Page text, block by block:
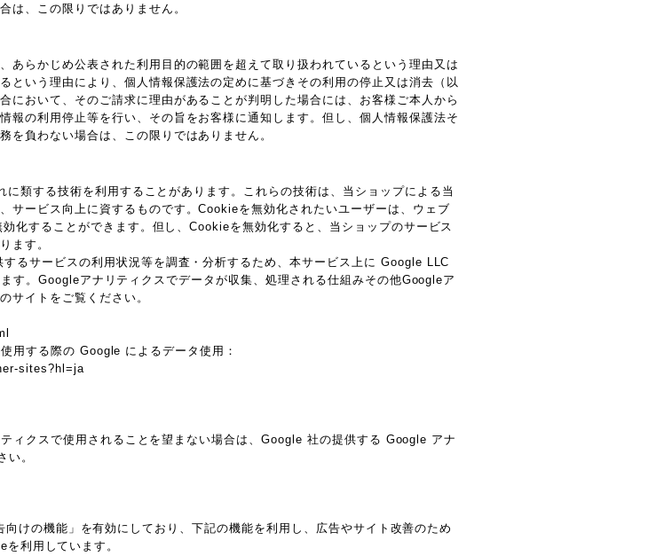
は、この限りではありません。
あらかじめ公表された利用目的の範囲を超えて取り扱われているという理由又は
という理由により、個人情報保護法の定めに基づきその利用の停止又は消去（以
において、そのご請求に理由があることが判明した場合には、お客様ご本人から
報の利用停止等を行い、その旨をお客様に通知します。但し、個人情報保護法そ
を負わない場合は、この限りではありません。
に類する技術を利用することがあります。これらの技術は、当ショップによる当
サービス向上に資するものです。Cookieを無効化されたいユーザーは、ウェブ
化することができます。但し、Cookieを無効化すると、当ショップのサービス
ます。
するサービスの利用状況等を調査・分析するため、本サービス上に Google LLC
す。Googleアナリティクスでデータが収集、処理される仕組みその他Googleア
サイトをご覧ください。
用する際の Google によるデータ使用：
sites?hl=ja
ィクスで使用されることを望まない場合は、Google 社の提供する Google アナ
い。
けの機能」を有効にしており、下記の機能を利用し、広告やサイト改善のため
利用しています。